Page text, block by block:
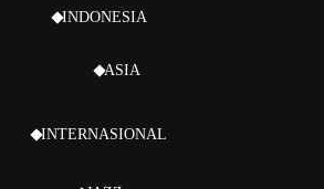
INDONESIA
ASIA
INTERNASIONAL